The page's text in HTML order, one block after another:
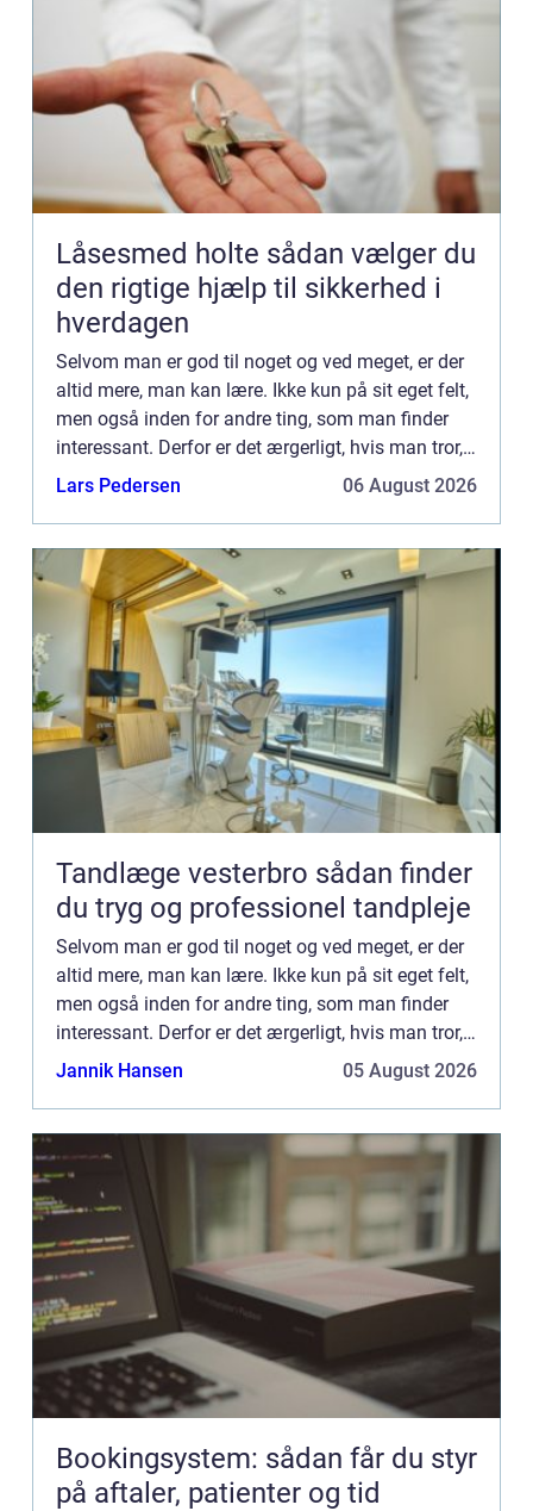
Låsesmed holte sådan vælger du
den rigtige hjælp til sikkerhed i
hverdagen
Selvom man er god til noget og ved meget, er der
altid mere, man kan lære. Ikke kun på sit eget felt,
men også inden for andre ting, som man finder
interessant. Derfor er det ærgerligt, hvis man tror,
at man er færdig, når man har afsluttet sin først...
Lars Pedersen 06 August 2026
Tandlæge vesterbro sådan finder
du tryg og professionel tandpleje
Selvom man er god til noget og ved meget, er der
altid mere, man kan lære. Ikke kun på sit eget felt,
men også inden for andre ting, som man finder
interessant. Derfor er det ærgerligt, hvis man tror,
at man er færdig, når man har afsluttet sin først...
Jannik Hansen 05 August 2026
Bookingsystem: sådan får du styr
på aftaler, patienter og tid